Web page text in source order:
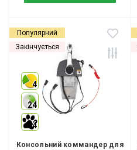
Популярний
Закінчується
4
24
4
Консольний коммандер для